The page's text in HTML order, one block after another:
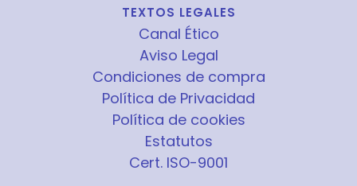
TEXTOS LEGALES
Canal Ético
Aviso Legal
Condiciones de compra
Política de Privacidad
Política de cookies
Estatutos
Cert. ISO-9001